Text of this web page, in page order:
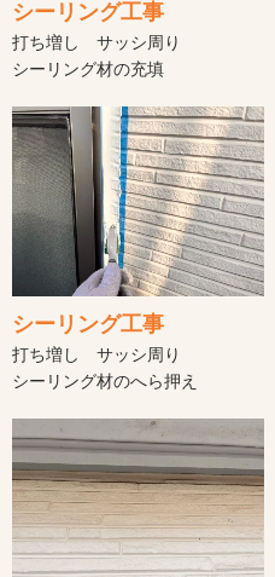
シーリング工事
打ち増し サッシ周り
シーリング材の充填
シーリング工事
打ち増し サッシ周り
シーリング材のへら押え